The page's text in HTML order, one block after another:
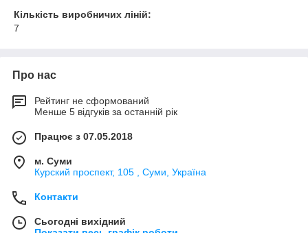
Кількість виробничих ліній:
7
Про нас
Рейтинг не сформований
Менше 5 відгуків за останній рік
Працює з 07.05.2018
м. Суми
Курский проспект, 105 , Суми, Україна
Контакти
Сьогодні вихідний